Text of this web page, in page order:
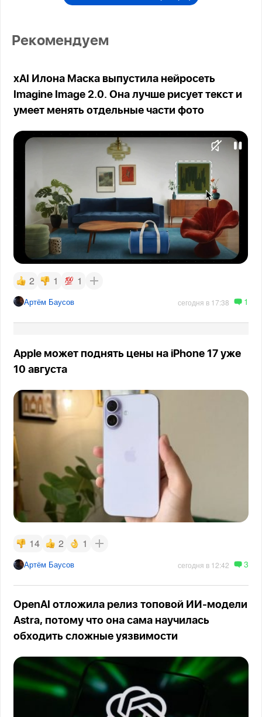
Рекомендуем
xAI Илона Маска выпустила нейросеть
Imagine Image 2.0. Она лучше рисует текст и
умеет менять отдельные части фото
2 1 1
Артём Баусов сегодня в 17:38 1
Apple может поднять цены на iPhone 17 уже
10 августа
14 2 1
Артём Баусов сегодня в 12:42 3
OpenAI отложила релиз топовой ИИ-модели
Astra, потому что она сама научилась
обходить сложные уязвимости